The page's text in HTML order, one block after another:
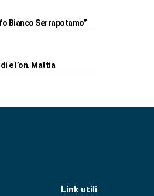
Bianco Serrapotamo”
e l’on. Mattia
Link utili